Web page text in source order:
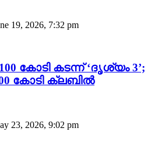
19, 2026, 7:32 pm
കോടി കടന്ന് ‘ദൃശ്യം 3’;
കോടി ക്ലബിൽ
23, 2026, 9:02 pm